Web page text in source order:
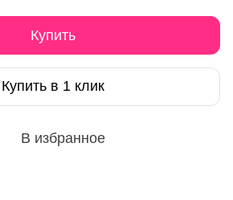
Купить
Купить в 1 клик
В избранное